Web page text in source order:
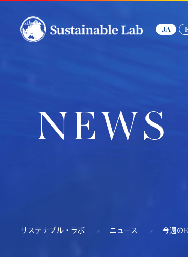
JA
NEWS
サステナブル・ラボ > ニュース >今週の